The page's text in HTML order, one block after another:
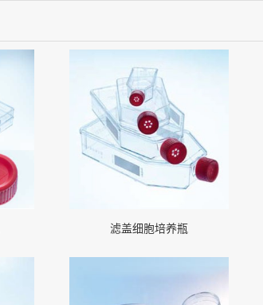
滤盖细胞培养瓶